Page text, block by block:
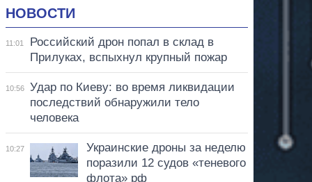
НОВОСТИ
11:01
Российский дрон попал в склад в
Прилуках, вспыхнул крупный пожар
10:56
Удар по Киеву: во время ликвидации
последствий обнаружили тело
человека
10:27
Украинские дроны за неделю
поразили 12 судов «теневого
флота» рф